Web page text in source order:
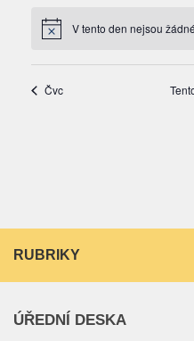
RUBRIKY
ÚŘEDNÍ DESKA